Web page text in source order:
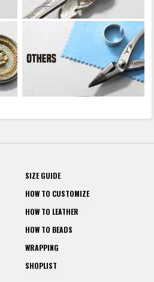
SIZE GUIDE
HOW TO CUSTOMIZE
HOW TO LEATHER
HOW TO BEADS
WRAPPING
SHOPLIST